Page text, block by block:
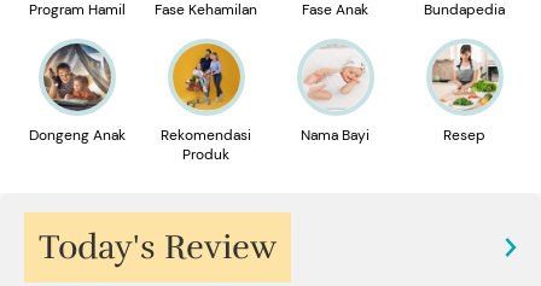
Program Hamil Fase Kehamilan Fase Anak Bundapedia
Dongeng Anak
Rekomendasi
Produk
Nama Bayi Resep
Today's Review